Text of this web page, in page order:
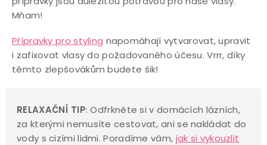
Mňam!
Přípravky pro styling napomáhají vytvarovat, upravit
i zafixovat vlasy do požadovaného účesu. Vrrr, díky
těmto zlepšovákům budete šik!
RELAXAČNÍ TIP: Odfrkněte si v domácích lázních,
za kterými nemusíte cestovat, ani se nakládat do
vody s cizími lidmi. Poradíme vám, jak si vykouzlit